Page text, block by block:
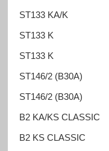
ST133 KA/K
ST133 K
ST133 K
ST146/2 (B30A)
ST146/2 (B30A)
B2 KA/KS CLASSIC
B2 KS CLASSIC